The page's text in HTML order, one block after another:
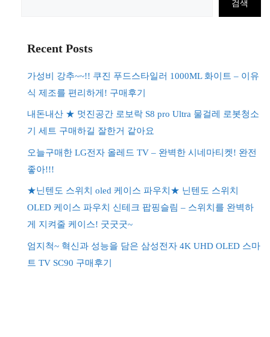
검색
Recent Posts
가성비 강추~~!! 쿠진 푸드스타일러 1000ML 화이트 – 이유
식 제조를 편리하게! 구매후기
내돈내산 ★ 멋진공간 로보락 S8 pro Ultra 물걸레 로봇청소
기 세트 구매하길 잘한거 같아요
오늘구매한 LG전자 올레드 TV – 완벽한 시네마티켓! 완전
좋아!!!
★닌텐도 스위치 oled 케이스 파우치★ 닌텐도 스위치
OLED 케이스 파우치 신테크 팝핑슬림 – 스위치를 완벽하
게 지켜줄 케이스! 굿굿굿~
엄지척~ 혁신과 성능을 담은 삼성전자 4K UHD OLED 스마
트 TV SC90 구매후기